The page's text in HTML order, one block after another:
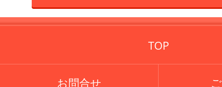
TOP
お問合せ